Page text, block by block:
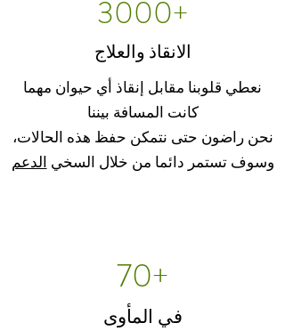
3000+
الانقاذ والعلاج
نعطي قلوبنا مقابل إنقاذ أي حيوان مهما
كانت المسافة بيننا
نحن راضون حتى نتمكن حفظ هذه الحالات،
وسوف تستمر دائما من خلال السخي الدعم
70+
في المأوى